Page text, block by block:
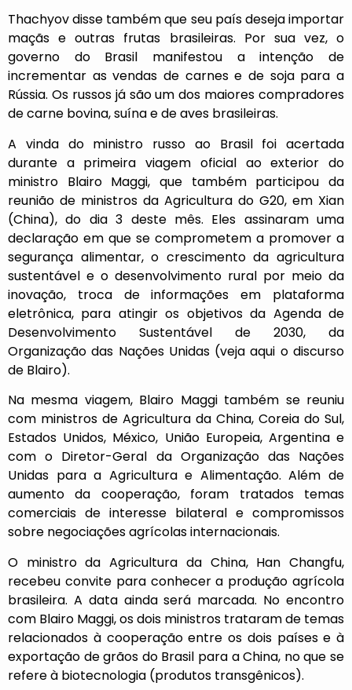
Thachyov disse também que seu país deseja importar
maçãs e outras frutas brasileiras. Por sua vez, o
governo do Brasil manifestou a intenção de
incrementar as vendas de carnes e de soja para a
Rússia. Os russos já são um dos maiores compradores
de carne bovina, suína e de aves brasileiras.
A vinda do ministro russo ao Brasil foi acertada
durante a primeira viagem oficial ao exterior do
ministro Blairo Maggi, que também participou da
reunião de ministros da Agricultura do G20, em Xian
(China), do dia 3 deste mês. Eles assinaram uma
declaração em que se comprometem a promover a
segurança alimentar, o crescimento da agricultura
sustentável e o desenvolvimento rural por meio da
inovação, troca de informações em plataforma
eletrônica, para atingir os objetivos da Agenda de
Desenvolvimento Sustentável de 2030, da
Organização das Nações Unidas (vejaaqui o discurso
de Blairo).
Na mesma viagem, Blairo Maggi também se reuniu
com ministros de Agricultura da China, Coreia do Sul,
Estados Unidos, México, União Europeia, Argentina e
com o Diretor-Geral da Organização das Nações
Unidas para a Agricultura e Alimentação. Além de
aumento da cooperação, foram tratados temas
comerciais de interesse bilateral e compromissos
sobre negociações agrícolas internacionais.
O ministro da Agricultura da China, Han Changfu,
recebeu convite para conhecer a produção agrícola
brasileira. A data ainda será marcada. No encontro
com Blairo Maggi, os dois ministros trataram de temas
relacionados à cooperação entre os dois países e à
exportação de grãos do Brasil para a China, no que se
refere à biotecnologia (produtos transgênicos).